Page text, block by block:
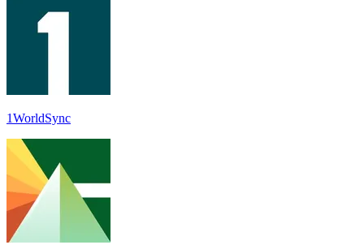
1WorldSync